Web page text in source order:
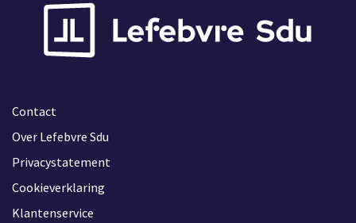
Contact
Over Lefebvre Sdu
Privacystatement
Cookieverklaring
Klantenservice